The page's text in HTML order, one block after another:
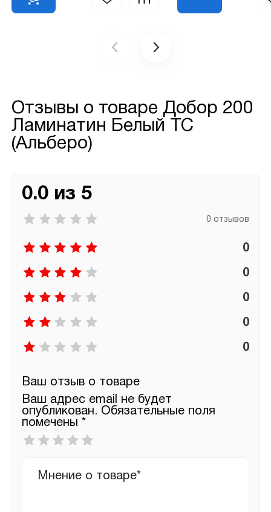
Отзывы о товаре Добор 200
Ламинатин Белый ТС
(Альберо)
0.0 из 5
0 отзывов
0
0
0
0
0
Ваш отзыв о товаре
Ваш адрес email не будет
опубликован. Обязательные поля
помечены *
Ваша
оценка
отзыв